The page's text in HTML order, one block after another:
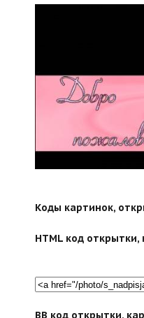
Коды картинок,
HTML код открытки,
BB код открытки,